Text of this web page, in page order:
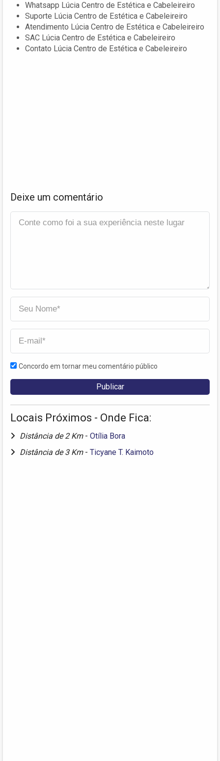
Whatsapp Lúcia Centro de Estética e Cabeleireiro
Suporte Lúcia Centro de Estética e Cabeleireiro
Atendimento Lúcia Centro de Estética e Cabeleireiro
SAC Lúcia Centro de Estética e Cabeleireiro
Contato Lúcia Centro de Estética e Cabeleireiro
Deixe um comentário
Concordo em tornar meu comentário público
Locais Próximos - Onde Fica:
Distância de 2 Km - Otília Bora
Distância de 3 Km - Ticyane T. Kaimoto